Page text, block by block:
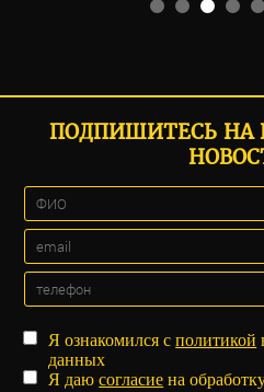
ПОДПИШИТЕСЬ НА
Я ознакомился сполитикой
данных
Я даюсогласие на